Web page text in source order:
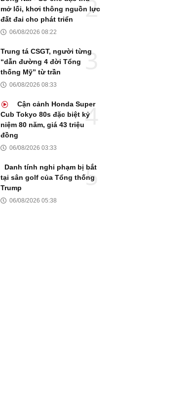
mở lối, khơi thông nguồn lực
đất đai cho phát triển
06/08/2026 08:22
Trung tá CSGT, người từng
“dẫn đường 4 đời Tổng
thống Mỹ” từ trần
06/08/2026 08:33
Cận cảnh Honda Super
Cub Tokyo 80s đặc biệt kỷ
niệm 80 năm, giá 43 triệu
đồng
06/08/2026 03:33
Danh tính nghi phạm bị bắt
tại sân golf của Tổng thống
Trump
06/08/2026 05:38